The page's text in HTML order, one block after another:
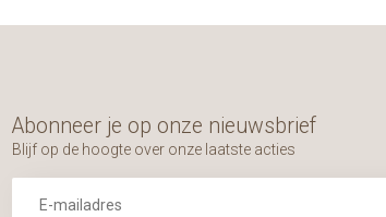
Abonneer je op onze nieuwsbrief
Blijf op de hoogte over onze laatste acties